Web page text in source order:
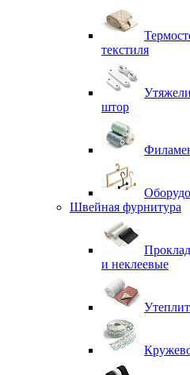
текстиля
штор
Швейная фурнитура
и неклеевые